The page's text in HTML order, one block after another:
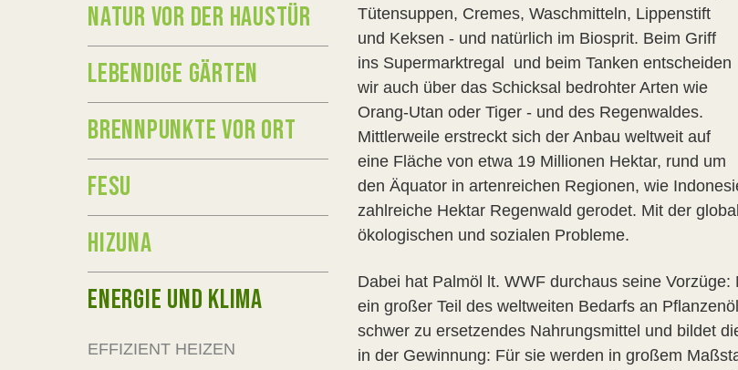
Tütensuppen, Cremes, Waschmitteln, Lippenstift
und Keksen - und natürlich im Biosprit. Beim Griff
ins Supermarktregal und beim Tanken entscheiden
wir auch über das Schicksal bedrohter Arten wie
Orang-Utan oder Tiger - und des Regenwaldes.
Mittlerweile erstreckt sich der Anbau weltweit auf
eine Fläche von etwa 19 Millionen Hektar, rund um
den Äquator in artenreichen Regionen, wie
zahlreiche Hektar Regenwald gerodet. Mit der
ökologischen und sozialen Probleme.
Dabei hat Palmöl lt. WWF durchaus seine
ein großer Teil des weltweiten Bedarfs an
schwer zu ersetzendes Nahrungsmittel und bildet
in der Gewinnung: Für sie werden in großem
NATUR VOR DER HAUSTÜR
LEBENDIGE GÄRTEN
BRENNPUNKTE VOR ORT
FESU
HIZUNA
ENERGIE UND KLIMA
EFFIZIENT HEIZEN